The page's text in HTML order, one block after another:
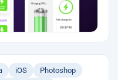
iOS
Photoshop